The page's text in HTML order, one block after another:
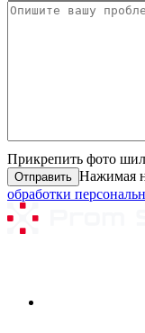
Прикрепить фото
Нажимая
обработки